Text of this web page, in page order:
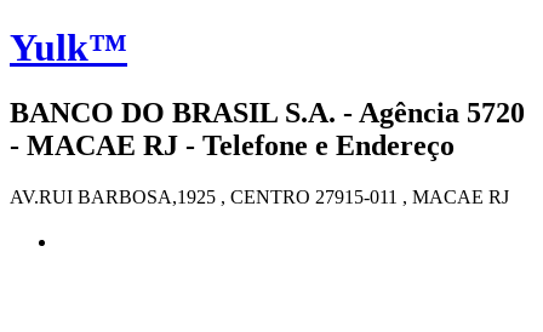
Yulk™
BANCO DO BRASIL S.A. - Agência 5720
- MACAE RJ - Telefone e Endereço
AV.RUI BARBOSA,1925 , CENTRO 27915-011 , MACAE RJ